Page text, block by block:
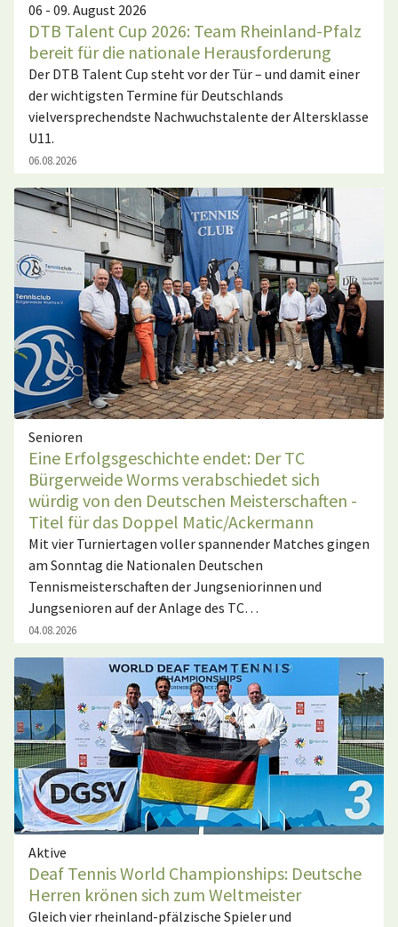
06 - 09. August 2026
DTB Talent Cup 2026: Team Rheinland-Pfalz
bereit für die nationale Herausforderung
Der DTB Talent Cup steht vor der Tür – und damit einer
der wichtigsten Termine für Deutschlands
vielversprechendste Nachwuchstalente der Altersklasse
U11.
06.08.2026
Senioren
Eine Erfolgsgeschichte endet: Der TC
Bürgerweide Worms verabschiedet sich
würdig von den Deutschen Meisterschaften -
Titel für das Doppel Matic/Ackermann
Mit vier Turniertagen voller spannender Matches gingen
am Sonntag die Nationalen Deutschen
Tennismeisterschaften der Jungseniorinnen und
Jungsenioren auf der Anlage des TC…
04.08.2026
Aktive
Deaf Tennis World Championships: Deutsche
Herren krönen sich zum Weltmeister
Gleich vier rheinland-pfälzische Spieler und